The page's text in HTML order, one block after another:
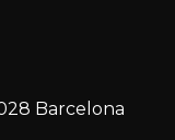
Barcelona